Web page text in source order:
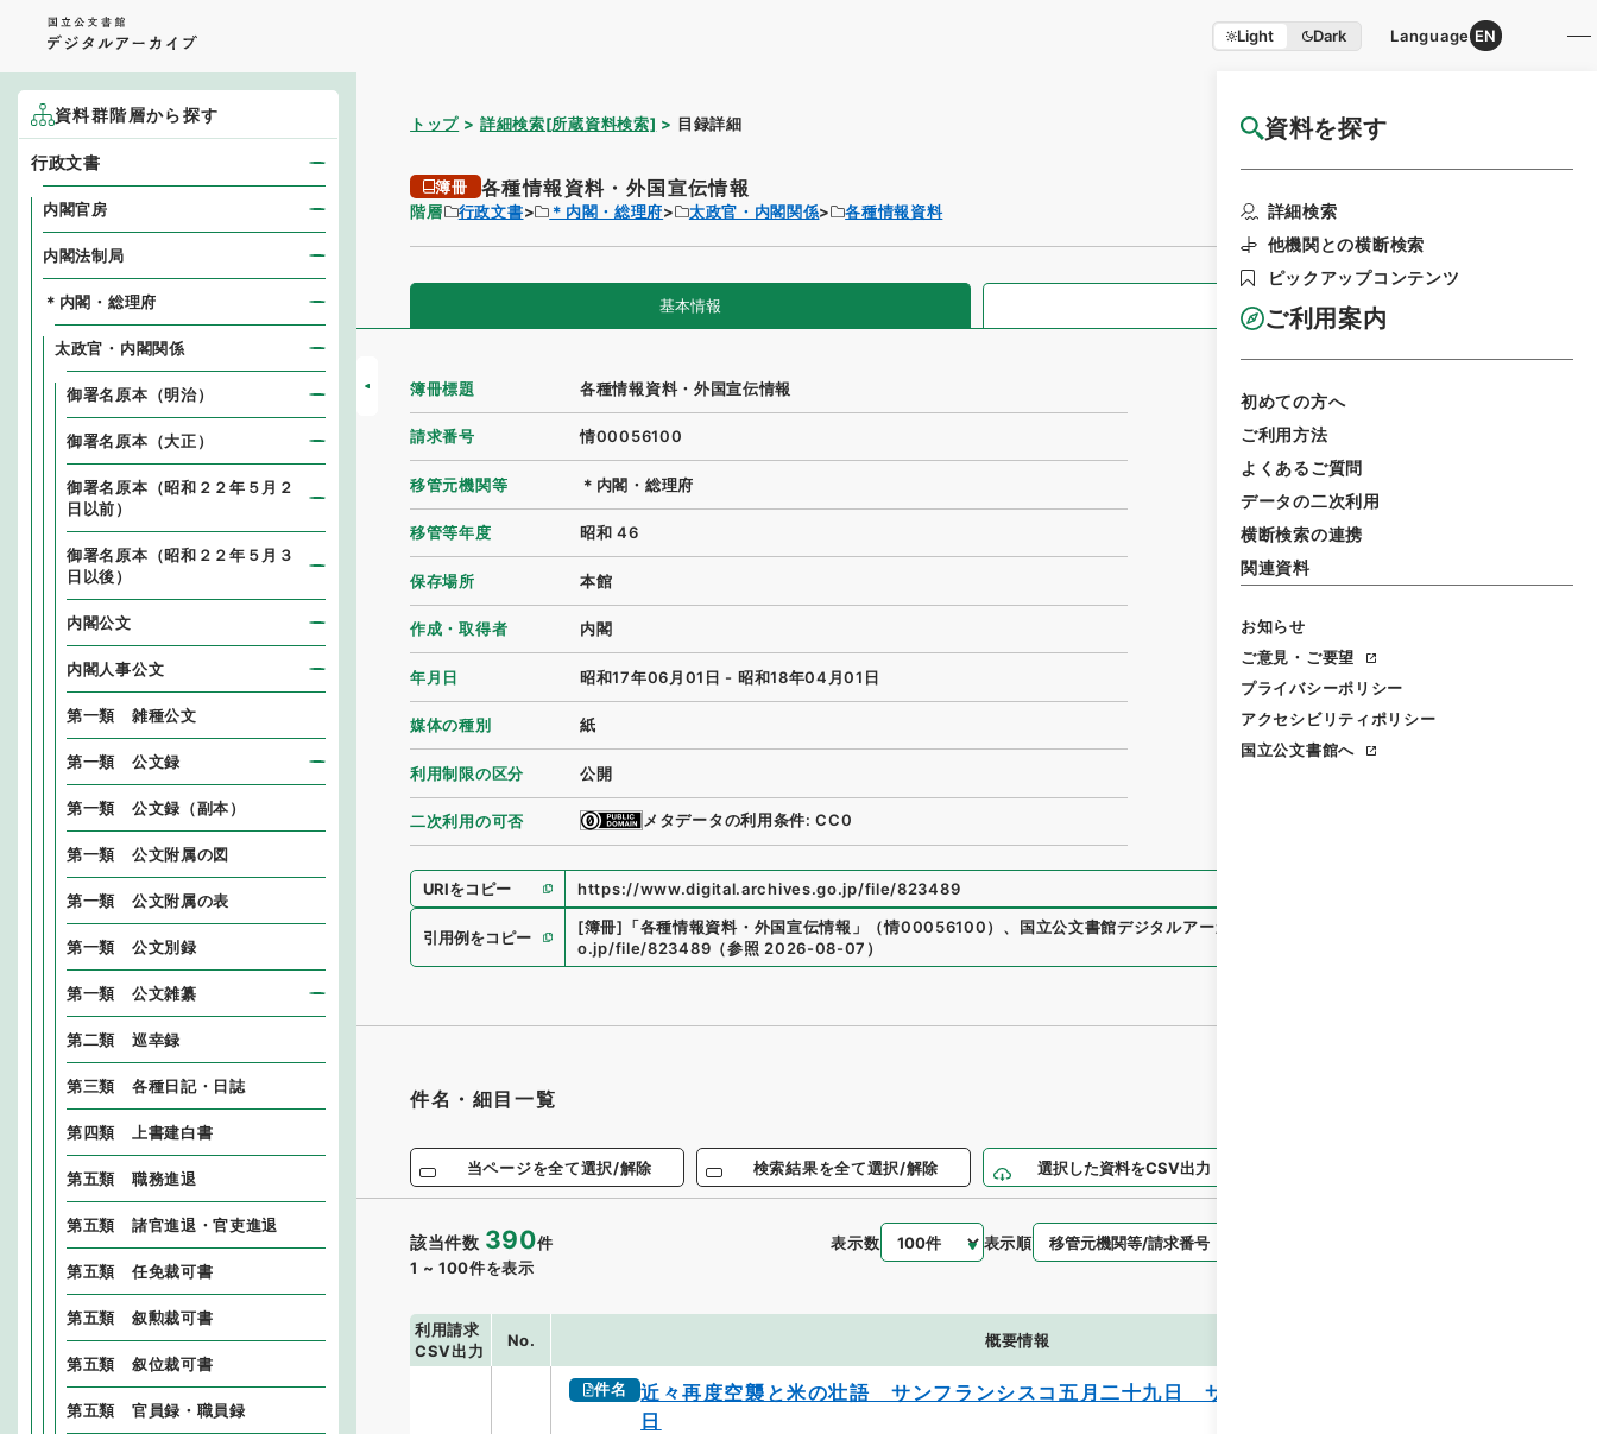
Light Dark Language EN
資料を探す
詳細検索
他機関との横断検索
ピックアップコンテンツ
ご利用案内
初めての方へ
ご利用方法
よくあるご質問
データの二次利用
横断検索の連携
関連資料
お知らせ
ご意見・ご要望
プライバシーポリシー
アクセシビリティポリシー
国立公文書館へ
トップ 詳細検索[所蔵資料検索] 目録詳細 国立公文書館HP利用案内
簿冊 各種情報資料・外国宣伝情報
階層 行政文書 ＊内閣・総理府 太政官・内閣関係 各種情報資料
基本情報 全ての情報
簿冊標題 各種情報資料・外国宣伝情報
請求番号 情00056100
移管元機関等 ＊内閣・総理府
移管等年度 昭和 46
保存場所 本館
作成・取得者 内閣
年月日 昭和17年06月01日 - 昭和18年04月01日
媒体の種別 紙
利用制限の区分 公開
二次利用の可否 メタデータの利用条件: CC0
URIをコピー https://www.digital.archives.go.jp/file/823489
引用例をコピー
[簿冊] 「各種情報資料・外国宣伝情報 」 （情00056100） 、 国立公文書館デジタルアーカイブ
o.jp/file/823489 （参照 2026-08-07 ）
件名・細目一覧
当ページを全て選択/解除 検索結果を全て選択/解除 選択した資料をCSV出力
該当件数 390件
1 ~ 100件を表示
表示数 表示順
利用請求
CSV出力
No. 概要情報
件名
近々再度空襲と米の壮語 サンフランシスコ五月二十九日 サンフランシスコ五月三十
日
資料群階層から探す
行政文書
内閣官房
内閣法制局
＊内閣・総理府
太政官・内閣関係
御署名原本（明治）
御署名原本（大正）
御署名原本（昭和２２年５月２
日以前）
御署名原本（昭和２２年５月３
日以後）
内閣公文
内閣人事公文
第一類 雑種公文
第一類 公文録
第一類 公文録（副本）
第一類 公文附属の図
第一類 公文附属の表
第一類 公文別録
第一類 公文雑纂
第二類 巡幸録
第三類 各種日記・日誌
第四類 上書建白書
第五類 職務進退
第五類 諸官進退・官吏進退
第五類 任免裁可書
第五類 叙勲裁可書
第五類 叙位裁可書
第五類 官員録・職員録